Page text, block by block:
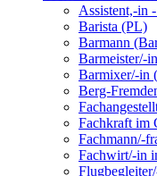
Assistent,-in
Barista (PL)
Barmann
Barmeister/-
Barmixer/-in
Berg-
Fachkraft im
Fachmann/-
Fachwirt/-in